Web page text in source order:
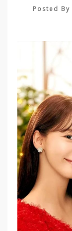
Posted By